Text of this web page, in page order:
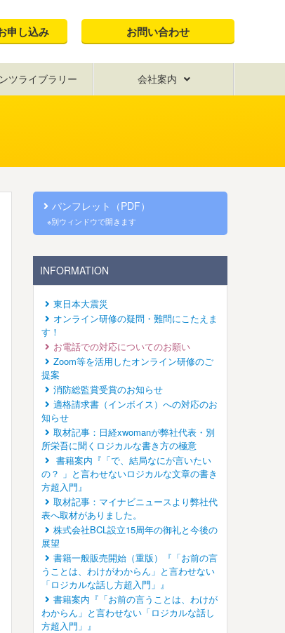
申し込み お問い合わせ
ツライブラリー 会社案内
パンフレット（PDF）
※別ウィンドウで開きます
INFORMATION
東日本大震災
オンライン研修の疑問・難問にこたえま
す！
お電話での対応についてのお願い
Zoom等を活用したオンライン研修のご
提案
消防総監賞受賞のお知らせ
適格請求書（インボイス）への対応のお
知らせ
取材記事：日経xwomanが弊社代表・別
所栄吾に聞くロジカルな書き方の極意
書籍案内『「で、結局なにが言いたい
の？ 」と言わせないロジカルな文章の書き
方超入門』
取材記事：マイナビニュースより弊社代
表へ取材がありました。
株式会社BCL設立15周年の御礼と今後の
展望
書籍一般販売開始（重版）『「お前の言
うことは、わけがわからん」と言わせない
「ロジカルな話し方超入門」』
書籍案内『「お前の言うことは、わけが
わからん」と言わせない「ロジカルな話し
方超入門」』